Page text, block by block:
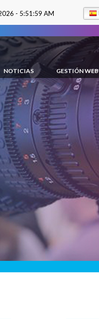
- 5:52:01 AM
NOTICIAS GESTIÓN WEB